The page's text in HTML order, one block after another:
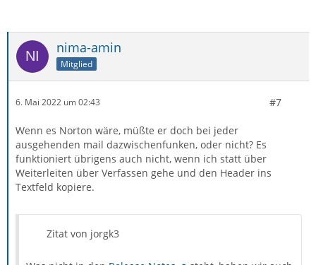
nima-amin
Mitglied
6. Mai 2022 um 02:43 #7
Wenn es Norton wäre, müßte er doch bei jeder
ausgehenden mail dazwischenfunken, oder nicht? Es
funktioniert übrigens auch nicht, wenn ich statt über
Weiterleiten über Verfassen gehe und den Header ins
Textfeld kopiere.
Zitat von jorgk3